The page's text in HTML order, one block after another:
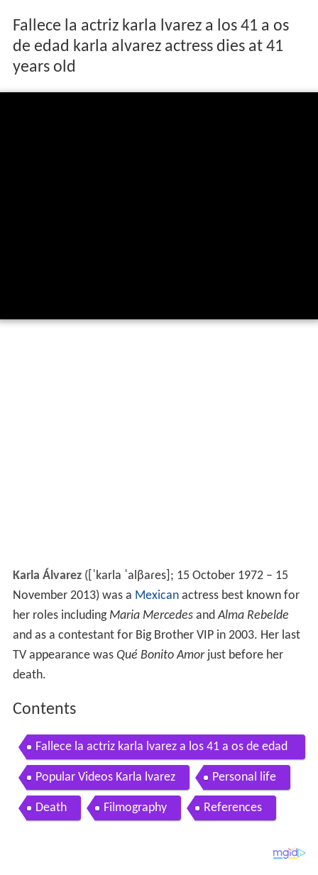
Fallece la actriz karla lvarez a los 41 a os
de edad karla alvarez actress dies at 41
years old
Karla Álvarez([ˈkarla ˈalβaɾes]; 15 October 1972 – 15
November 2013) was a Mexicanactress best known for
her roles including Maria Mercedes andAlma Rebelde
and as a contestant for Big Brother VIP in 2003. Her last
TV appearance was Qué Bonito Amor just before her
death.
Contents
Fallece la actriz karla lvarez a los 41 a os de edad
karla alvarez actress dies at 41 years old
Popular Videos Karla lvarez Personal life
Death Filmography References